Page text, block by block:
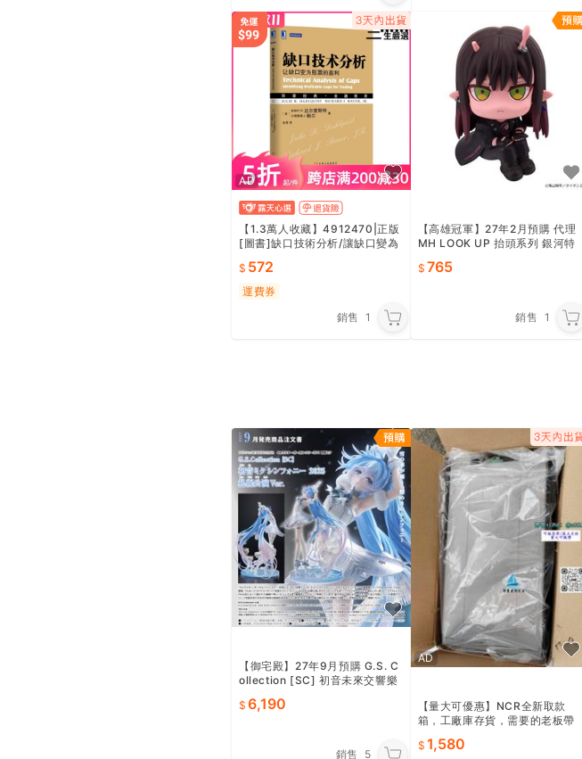
AD
【1.3萬人收藏】4912470|正版
[圖書]缺口技術分析/讓缺口變為
入門/炒股/股市
572
運費券
銷售
1
【高雄冠軍】27年2月預購 代理
MH LOOK UP 抬頭系列 銀河特
售765
銷售 1
【御宅殿】27年9月預購 G.S. C
ollection [SC] 初音未來交響樂
6,190
銷售 5
AD
【量大可優惠】NCR全新取款
箱，工廠庫存貨，需要的老板帶
點“我想要”和我吧～
1,580